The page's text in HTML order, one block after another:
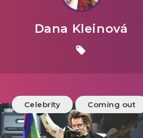
Dana Kleinová
Celebrity Coming out